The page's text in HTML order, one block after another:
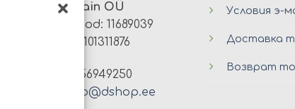
Avers Disain OÜ
Registrikood: 11689039
KMKR: EE101311876
Tel: +372 56949250
info@dshop.ee
Условия э-
Доставка
Возврат